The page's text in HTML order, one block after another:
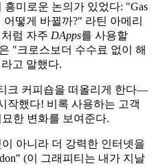
미로운 논의가 있었다: "Gas
떻게 바뀔까?" 라틴 아메리
럼 자주 DApps를 사용할
"크로스보더 수수료 없이 해
고 말했다.
크 커피숍을 떠올리게 한다—
작했다! 비록 사용하는 고객
한 변화를 보여준다.
아니라 더 강력한 인터넷을
(이 그래피티는 내가 지날